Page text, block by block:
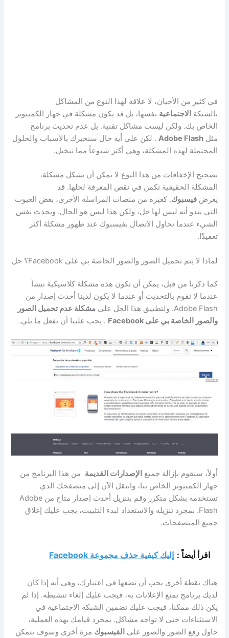
في كثير من الأحيان، لا علاقة لهذا النوع من المشاكل
بالشبكة الاجتماعية نفسها، بل قد يكون مشكلة في جهاز الكمبيوتر
الخاص بك. ولكن ليست مشاكل تقنية. بل عدم تحديث برنامج
مثلAdobe Flash . لكن على أية حال سنخبرك بالأسباب والحلول
المحتملة لهذه المشكلة، وهي أكثر شيوعاً مما تتخيل.
تصحيح الإخفاقات من هذا النوع لا يمكن أن يشكل مشكلة،
المشكلة الحقيقية تكمن في نقص المعرفة لحلها. قد
يعرضفيسبوك. كغيره من منصات المراسلة الأخرى، بعض العيوب
التي يبدو أنه ليس لها حل، ولكن هذا ليس هو الحال. ويحدث نفس
الشيء عندما تحاول الاتصال بفيسبوك عند ظهور مشكلة أكثر
تعقيدًا.
لماذا لا يتم تحميل الصور والصور الخاصة بي على Facebook؟ حل
كما ذكرنا من قبل، يمكن أن تكون هذه مشكلة كلاسيكية تنشأ
عندما لا نقوم بالتحديث أو عندما لا يكون لدينا أحدث إصدار من
Adobe Flash. ولتطبيق هذا الحل على
مشكلة عدم تحميل الصور
والصور الخاصة بي على Facebook
. يجب علينا أن نفعل ما يلي.
أولاً، سنقوم بإزالة جميع الإصدارات القديمة من هذا البرنامج من
جهاز الكمبيوتر الخاص بنا، وانتقل الآن إلى متصفحك الذي
تستخدمه بشكل متكرر وقم بتنزيل أحدث إصدار متاح من Adobe
Flash. بمجرد تنزيله والاستعداد لبدء التثبيت، يجب عليك إغلاق
جميع المتصفحات.
اقرأ أيضاً : إليك كيفية حذف مجموعة Facebook
هناك نقطة أخرى يجب أن تضعها في اعتبارك، وهي أنه إذا كان
لديك برنامج تمنع الإعلانات به، فيجب عليك إلغاء تنشيطه. إذا لم
يكن ذلك ممكنا، فيجب عليك تضمين الشبكة الاجتماعية في
الاستثناءات حتى لا تواجه مشاكل. بمجرد قيامك بهذه العملية،
حاول رفع الصور والصور على الفيسبوك مرة أخرى وسوف تتمكن